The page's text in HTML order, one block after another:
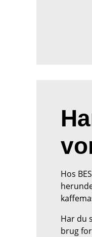
Hos
Har du
brug